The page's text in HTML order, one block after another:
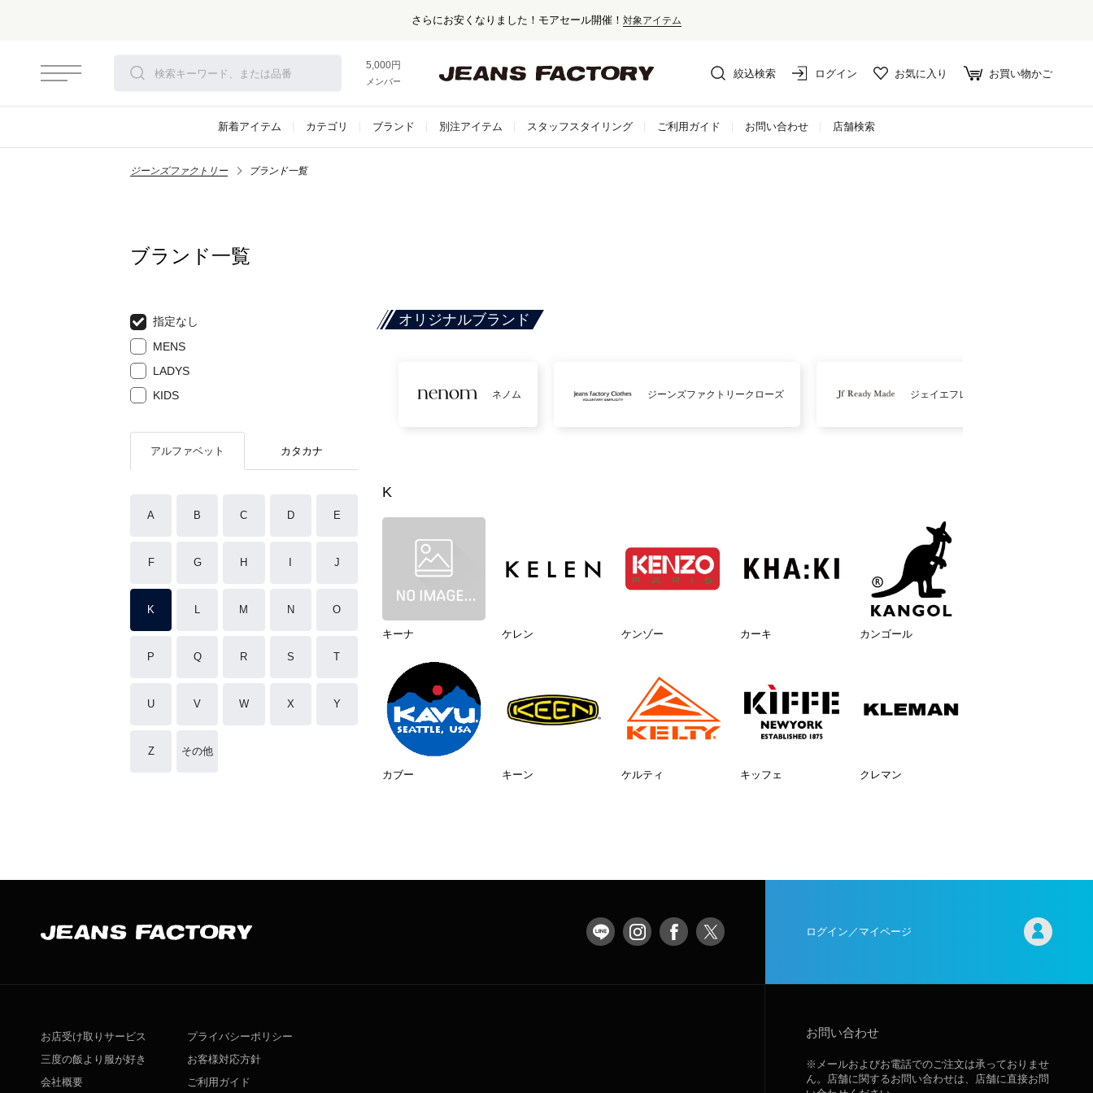
さらにお安くなりました！モアセール開催！ 対象アイテム
5,000円以上お買い上げで送料無料！
メンバー登録でお得な情報をゲット。さらに詳しく
絞込検索 ログイン お気に入り お買い物かご
新着アイテム カテゴリ ブランド 別注アイテム スタッフスタイリング ご利用ガイド お問い合わせ 店舗検索
ジーンズファクトリー ブランド一覧
ブランド一覧
指定なし
MENS
LADYS
KIDS
アルファベット カタカナ
A B C D E
F G H J
K L M N O
P Q R S T
U V W X Y
Z その他
オリジナルブランド
ネノム ジーンズファクトリークローズ ジェイエフレディメイド
K
キーナ ケレン ケンゾー カーキ カンゴール
カブー キーン ケルティ キッフェ クレマン
ログイン／マイページ
お店受け取りサービス
三度の飯より服が好き
会社概要
プライバシーポリシー
お客様対応方針
ご利用ガイド
お問い合わせ
※メールおよびお電話でのご注文は承っておりませ
ん。店舗に関するお問い合わせは、店舗に直接お問